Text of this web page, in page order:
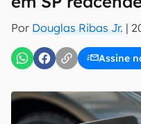
Por Douglas Ribas Jr. |
Assine
Uso e Política de